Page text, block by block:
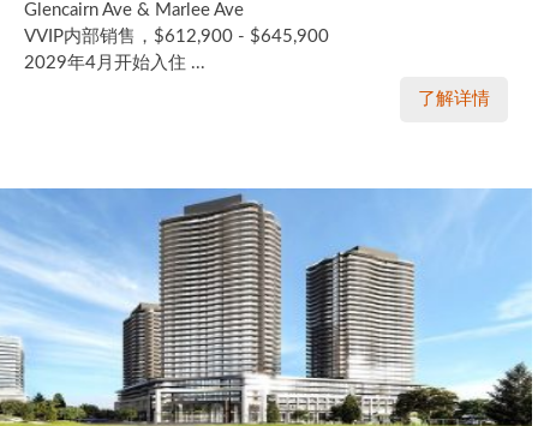
Glencairn Ave & Marlee Ave
VVIP内部销售，$612,900 - $645,900
2029年4月开始入住 ...
了解详情